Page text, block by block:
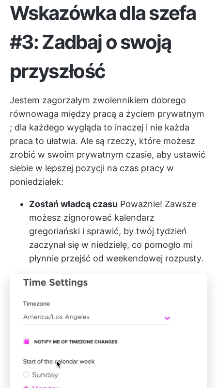
Wskazówka dla szefa
#3: Zadbaj o swoją
przyszłość
Jestem zagorzałym zwolennikiem dobrego
równowaga między pracą a życiem prywatnym
; dla każdego wygląda to inaczej i nie każda
praca to ułatwia. Ale są rzeczy, które możesz
zrobić w swoim prywatnym czasie, aby ustawić
siebie w lepszej pozycji na czas pracy w
poniedziałek:
Zostań władcą czasu Poważnie! Zawsze
możesz zignorować kalendarz
gregoriański i sprawić, by twój tydzień
zaczynał się w niedzielę, co pomogło mi
płynnie przejść od weekendowej rozpusty.